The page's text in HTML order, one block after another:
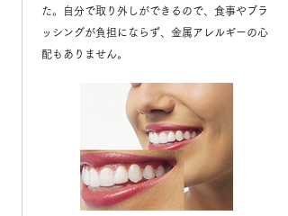
た。自分で取り外しができるので、食事やブラ
ッシングが負担にならず、金属アレルギーの心
配もありません。